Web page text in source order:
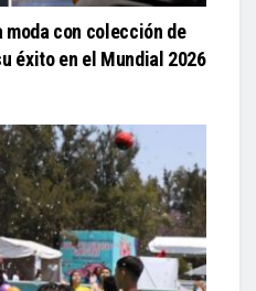
con colección de
éxito en el Mundial 2026